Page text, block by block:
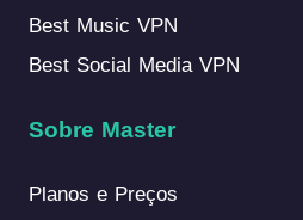
Best Music VPN
Best Social Media VPN
Sobre Master
Planos e Preços